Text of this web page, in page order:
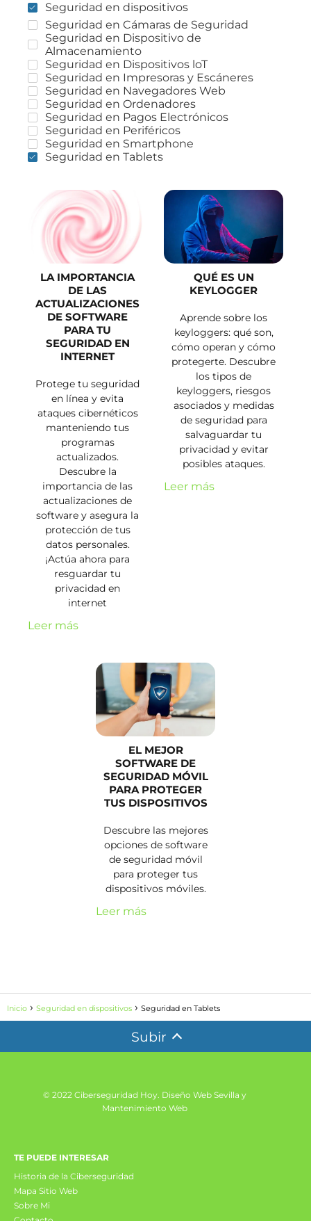
Seguridad en dispositivos
Seguridad en Cámaras de Seguridad
Seguridad en Dispositivo de
Almacenamiento
Seguridad en Dispositivos loT
Seguridad en Impresoras y Escáneres
Seguridad en Navegadores Web
Seguridad en Ordenadores
Seguridad en Pagos Electrónicos
Seguridad en Periféricos
Seguridad en Smartphone
Seguridad en Tablets
LA IMPORTANCIA
DE LAS
ACTUALIZACIONES
DE SOFTWARE
PARA TU
SEGURIDAD EN
INTERNET
Protege tu seguridad
en línea y evita
ataques cibernéticos
manteniendo tus
programas
actualizados.
Descubre la
importancia de las
actualizaciones de
software y asegura la
protección de tus
datos personales.
¡Actúa ahora para
resguardar tu
privacidad en
internet
Leer más
QUÉ ES UN
KEYLOGGER
Aprende sobre los
keyloggers: qué son,
cómo operan y cómo
protegerte. Descubre
los tipos de
keyloggers, riesgos
asociados y medidas
de seguridad para
salvaguardar tu
privacidad y evitar
posibles ataques.
Leer más
EL MEJOR
SOFTWARE DE
SEGURIDAD MÓVIL
PARA PROTEGER
TUS DISPOSITIVOS
Descubre las mejores
opciones de software
de seguridad móvil
para proteger tus
dispositivos móviles.
Leer más
Inicio Seguridad en dispositivos Seguridad en Tablets
Subir
© 2022 Ciberseguridad Hoy. Diseño Web Sevilla y
Mantenimiento Web
TE PUEDE INTERESAR
Historia de la Ciberseguridad
Mapa Sitio Web
Sobre Mi